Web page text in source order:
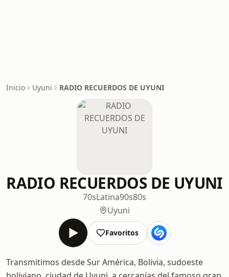
Inicio Uyuni RADIO RECUERDOS DE UYUNI
RADIO RECUERDOS DE UYUNI
70sLatina90s80s
Uyuni
Favoritos
Transmitimos desde Sur América, Bolivia, sudoeste